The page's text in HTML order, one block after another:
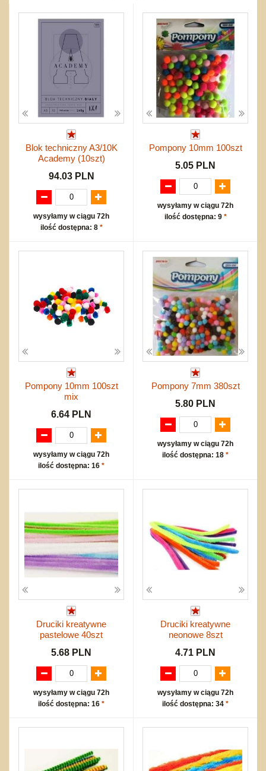
Okolicznościowe i świąteczne
Dźwiekowe
Bajkowe
Karuzelki
Maty do zabawy
Do rozkręcania
Pojazdy
Inne
Mebelki
do siatkówki
do koszykówki
Wyprzedaż
Promocje
Zakupy hurtowe
Koszty przesyłki
Regulamin
Kontakt
Mapa produktów
Blok techniczny A3/10K
Academy (10szt)
94.03 PLN
wysyłamy w ciągu 72h
ilość dostępna: 8 *
Pompony 10mm 100szt
5.05 PLN
wysyłamy w ciągu 72h
ilość dostępna: 9 *
Pompony 10mm 100szt
mix
6.64 PLN
wysyłamy w ciągu 72h
ilość dostępna: 16 *
Pompony 7mm 380szt
5.80 PLN
wysyłamy w ciągu 72h
ilość dostępna: 18 *
Druciki kreatywne
pastelowe 40szt
5.68 PLN
wysyłamy w ciągu 72h
ilość dostępna: 16 *
Druciki kreatywne
neonowe 8szt
4.71 PLN
wysyłamy w ciągu 72h
ilość dostępna: 34 *